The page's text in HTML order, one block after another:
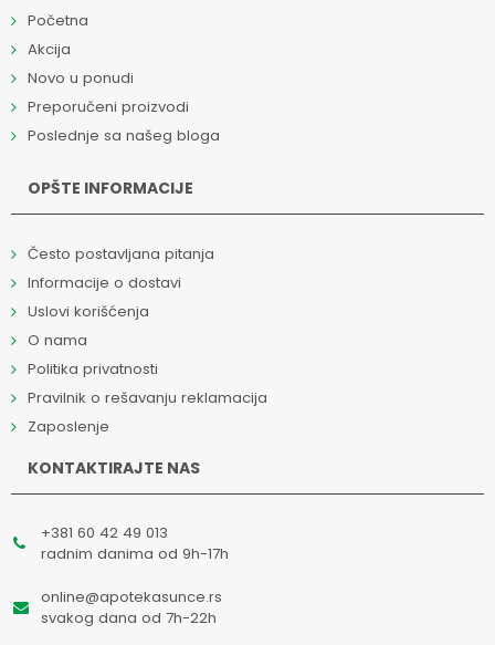
Početna
Akcija
Novo u ponudi
Preporučeni proizvodi
Poslednje sa našeg bloga
OPŠTE INFORMACIJE
Često postavljana pitanja
Informacije o dostavi
Uslovi korišćenja
O nama
Politika privatnosti
Pravilnik o rešavanju reklamacija
Zaposlenje
KONTAKTIRAJTE NAS
+381 60 42 49 013
radnim danima od 9h-17h
online@apotekasunce.rs
svakog dana od 7h-22h